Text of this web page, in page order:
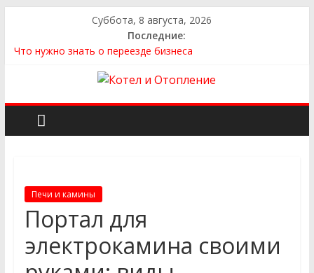
Суббота, 8 августа, 2026
Последние:
Что нужно знать о переезде бизнеса
Как выбрать сантехнику и отопление для дома в
Как найти идеальный каркасный дом для жизни за городом
и не ошибиться в выборе
Печи и камины
Портал для
электрокамина своими